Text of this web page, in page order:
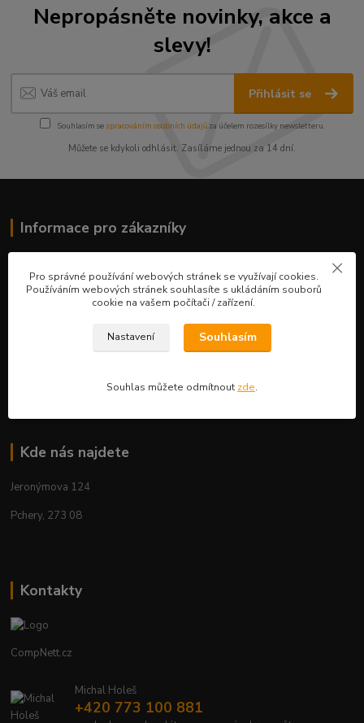
Nepropásněte novinky, akce a
slevy!
Přihlásit se
Souhlasím se zpracováním osobních údajůza účelem rozesílky newsletteru.
Můžete se kdykoli odhlásit. Zasíláme jednou za 14 dní.
Informace pro zákazníky
Ceník služeb
Obchodní podmínky
Kde nás najdete
Jeronýmova 124
Pchery, 273 08
Kontakty
CompNett.cz
Michal Holeš
+420 773 100 881
Pro správné používání webových stránek se využívají cookies.
Používáním webových stránek souhlasíte s ukládáním souborů
cookie na vašem počítači / zařízení.
Nastavení Souhlasím
Souhlas můžete odmítnout zde.